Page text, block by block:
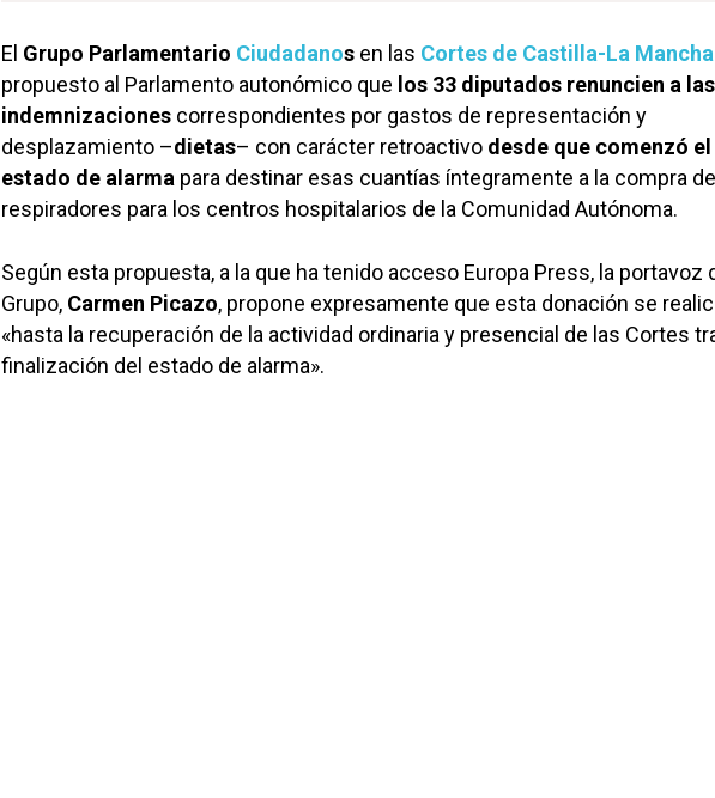
El Grupo Parlamentario Ciudadanos en las Cortes de Castilla-La Mancha
propuesto al Parlamento autonómico que los 33 diputados renuncien a las
indemnizaciones correspondientes por gastos de representación y
desplazamiento –dietas– con carácter retroactivo desde que comenzó el
estado de alarma para destinar esas cuantías íntegramente a la compra de
respiradores para los centros hospitalarios de la Comunidad Autónoma.
Según esta propuesta, a la que ha tenido acceso Europa Press, la portavoz
Grupo, Carmen Picazo, propone expresamente que esta donación se
«hasta la recuperación de la actividad ordinaria y presencial de las Cortes
finalización del estado de alarma».